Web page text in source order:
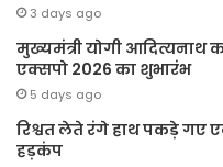
3 days ago
मुख्यमंत्री योगी आदित्यनाथ
एक्सपो 2026 का शुभारंभ
5 days ago
रिश्वत लेते रंगे हाथ पकड़े गए
हड़कंप